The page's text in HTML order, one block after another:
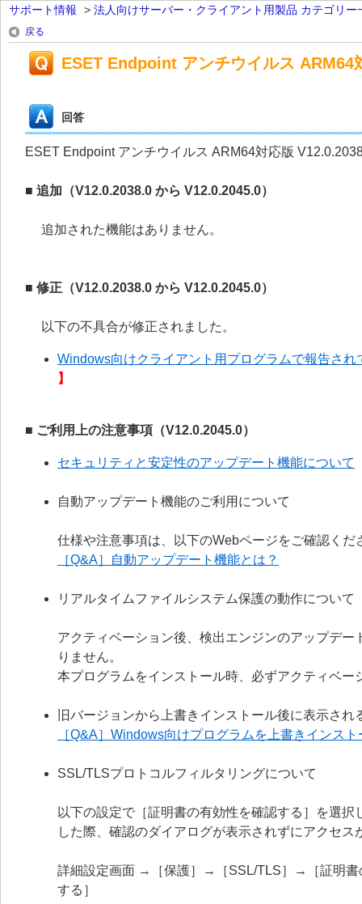
サポート情報 > 法人向けサーバー・クライアント用製品 カテゴリー
戻る
ESET Endpoint アンチウイルス
回答
ESET Endpoint アンチウイルス ARM64対応版
■ 追加（V12.0.2038.0 から V12.0.2045.0）
追加された機能はありません。
■ 修正（V12.0.2038.0 から V12.0.2045.0）
以下の不具合が修正されました。
Windows向けクライアント用プログラムで報告さ
】
■ ご利用上の注意事項（V12.0.2045.0）
セキュリティと安定性のアップデート機能について
自動アップデート機能のご利用について
仕様や注意事項は、以下のWebページをご確認くだ
［Q&A］自動アップデート機能とは？
リアルタイムファイルシステム保護の動作について
アクティベーション後、検出エンジンのアップデ
りません。
本プログラムをインストール時、必ずアクティベ
旧バージョンから上書きインストール後に表示され
［Q&A］Windows向けプログラムを上書きインス
SSL/TLSプロトコルフィルタリングについて
以下の設定で［証明書の有効性を確認する］を選
した際、確認のダイアログが表示されずにアクセ
詳細設定画面 →［保護］→［SSL/TLS］→［証明書
する］